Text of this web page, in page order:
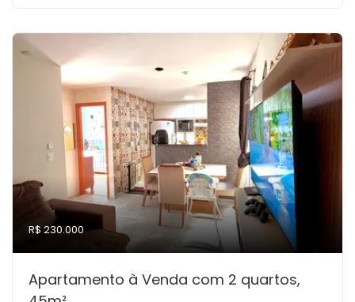
R$ 230.000
Apartamento à Venda com 2 quartos,